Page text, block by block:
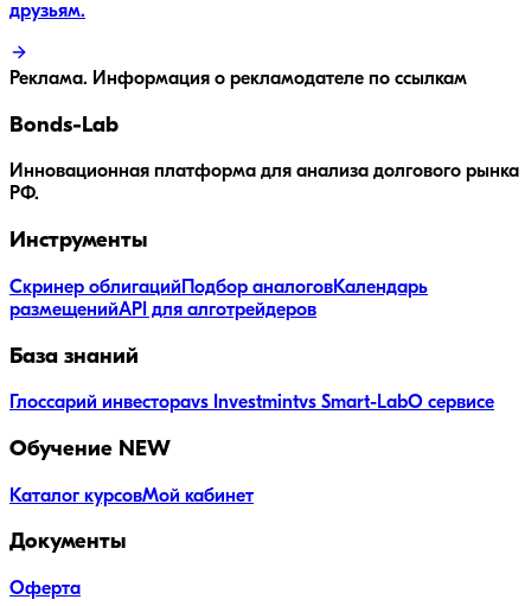
друзьям.
Реклама. Информация о рекламодателе по ссылкам
Bonds-Lab
Инновационная платформа для анализа долгового рынка
РФ.
Инструменты
Скринер облигаций Подбор аналоговКалендарь
размещенийAPI для алготрейдеров
База знаний
Глоссарий инвестораvs Investmintvs Smart-LabО сервисе
Обучение NEW
Каталог курсовМой кабинет
Документы
Оферта